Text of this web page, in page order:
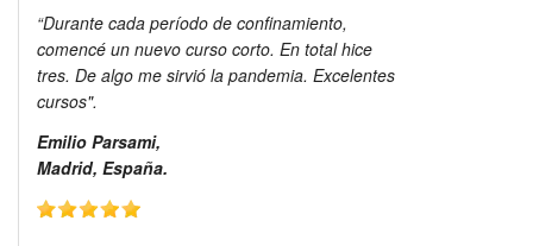
“Durante cada período de confinamiento,
comencé un nuevo curso corto. En total hice
tres. De algo me sirvió la pandemia. Excelentes
cursos".
Emilio Parsami,
Madrid, España.